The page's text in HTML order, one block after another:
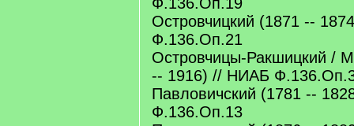
Островчицкий (1871 --
Ф.136.Оп.21
Островчицы-Ракшицкий /
-- 1916) // НИАБ
Павловичский (1781 --
Ф.136.Оп.13